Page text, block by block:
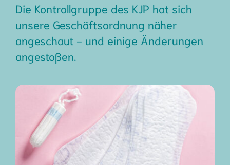
Häufige Fragen
Die Kontrollgruppe des KJP hat sich
unsere Geschäftsordnung näher
angeschaut - und einige Änderungen
angestoßen.